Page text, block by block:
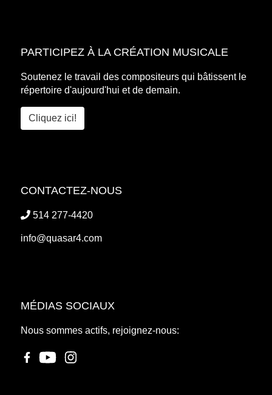
PARTICIPEZ À LA CRÉATION MUSICALE
Soutenez le travail des compositeurs qui bâtissent le
répertoire d'aujourd'hui et de demain.
Cliquez ici!
CONTACTEZ-NOUS
514 277-4420
info@quasar4.com
MÉDIAS SOCIAUX
Nous sommes actifs, rejoignez-nous: